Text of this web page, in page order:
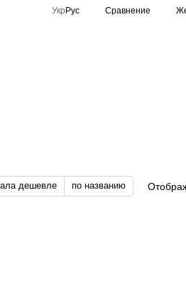
Укр Рус Сравнение
дешевле по названию